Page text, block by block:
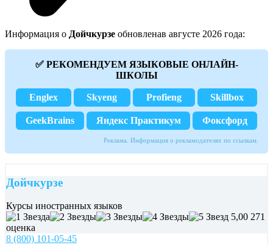
Информация о Дойчкурзе обновленав августе 2026 года:
✅ РЕКОМЕНДУЕМ ЯЗЫКОВЫЕ ОНЛАЙН-
ШКОЛЫ
Englex Skyeng Profieng Skillbox
GeekBrains Яндекс Практикум Фоксфорд
Реклама. Информация о рекламодателях по ссылкам.
Дойчкурзе
Курсы иностранных языков
5,00 271
оценка
8 (800) 101-05-45